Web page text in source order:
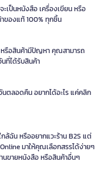
เป็นหนังสือ เครื่องเขียน หรือ
ของแท้ 100% ทุกชิ้น
หรือสินค้ามีปัญหา คุณสามารถ
ที่ได้รับสินค้า
ตลอดคืน อยากได้อะไร แค่คลิก
ล้ฉัน หรืออยากแวะร้าน B2S แต่
มาให้คุณเลือกสรรได้ง่ายๆ
นขายหนังสือ หรือสินค้าอื่นๆ